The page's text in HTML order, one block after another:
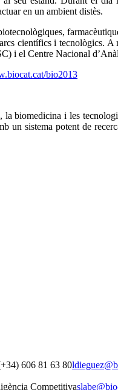
en un ambient distès.
científics i
i el Centre Nacional
bio2013
biomedicina i les
un sistema potent de
606 81 63 80
Competitiva